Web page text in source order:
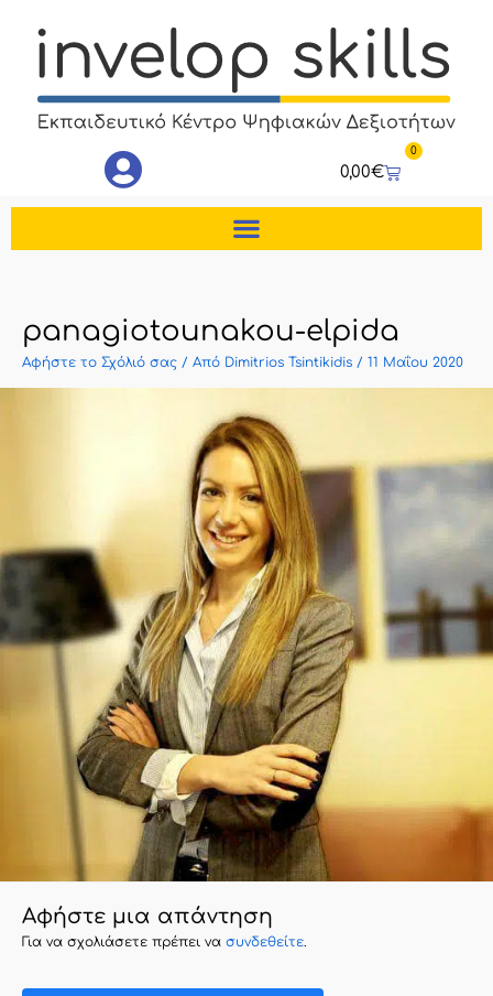
περιεχόμενο
0,00€
0
Cart
panagiotounakou-elpida
Αφήστε το Σχόλιό σας / Από Dimitrios Tsintikidis / 11 Μαΐου 2020
Αφήστε μια απάντηση
Για να σχολιάσετε πρέπει να συνδεθείτε.